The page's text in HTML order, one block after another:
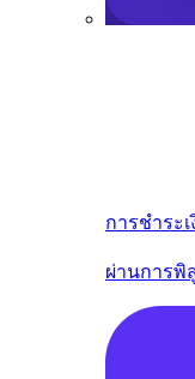
การชำระ
ผ่านการพิ